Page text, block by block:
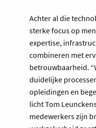
Achter al die
sterke focus op
expertise,
combineren met
betrouwbaarheid.
duidelijke
opleidingen en
licht Tom
medewerkers zijn